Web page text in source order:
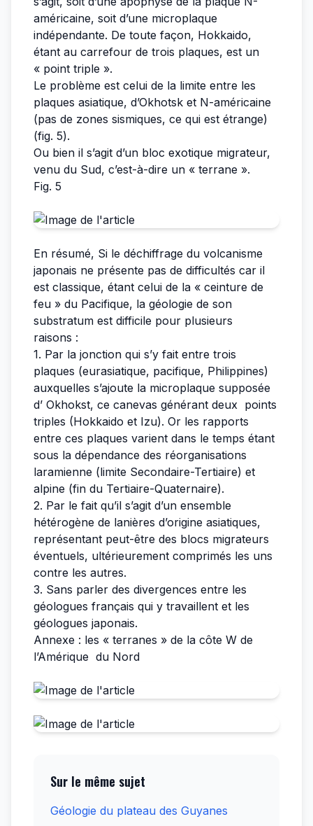
américaine, soit d’une microplaque
indépendante. De toute façon, Hokkaido,
étant au carrefour de trois plaques, est un
« point triple ».
Le problème est celui de la limite entre les
plaques asiatique, d’Okhotsk et N-américaine
(pas de zones sismiques, ce qui est étrange)
(fig. 5).
Ou bien il s’agit d’un bloc exotique migrateur,
venu du Sud, c’est-à-dire un « terrane ».
Fig. 5
En résumé, Si le déchiffrage du volcanisme
japonais ne présente pas de difficultés car il
est classique, étant celui de la « ceinture de
feu » du Pacifique, la géologie de son
substratum est difficile pour plusieurs
raisons :
1. Par la jonction qui s’y fait entre trois
plaques (eurasiatique, pacifique, Philippines)
auxquelles s’ajoute la microplaque supposée
d’ Okhokst, ce canevas générant deux points
triples (Hokkaido et Izu). Or les rapports
entre ces plaques varient dans le temps étant
sous la dépendance des réorganisations
laramienne (limite Secondaire-Tertiaire) et
alpine (fin du Tertiaire-Quaternaire).
2. Par le fait qu’il s’agit d’un ensemble
hétérogène de lanières d’origine asiatiques,
représentant peut-être des blocs migrateurs
éventuels, ultérieurement comprimés les uns
contre les autres.
3. Sans parler des divergences entre les
géologues français qui y travaillent et les
géologues japonais.
Annexe : les « terranes » de la côte W de
l’Amérique du Nord
Sur le même sujet
Géologie du plateau des Guyanes